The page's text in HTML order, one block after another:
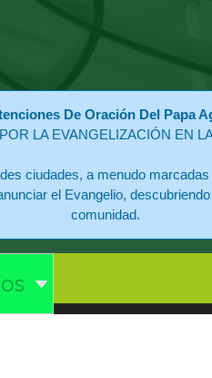
De Oración Del Papa
POR LA EVANGELIZACIÓN EN
ciudades, a menudo
el Evangelio,
comunidad.